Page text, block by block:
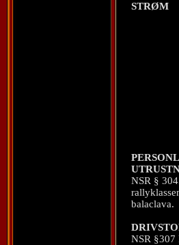
STRØM
NSR §
balaclava.
NSR §307